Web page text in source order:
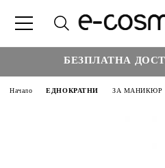
БЕЗПЛАТНА
Начало ЕДНОКРАТНИ ЗА МАНИКЮР